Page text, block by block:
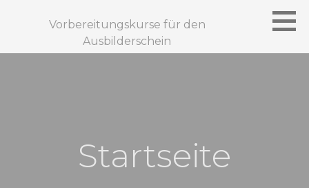
Vorbereitungskurse für den
Ausbilderschein
Startseite